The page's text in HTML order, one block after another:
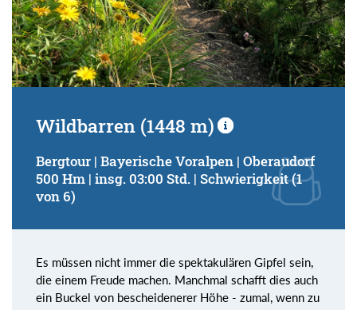
Wildbarren (1448 m)
Bergtour | Bayerische Voralpen | Oberaudorf
500 Hm | insg. 03:00 Std. | Schwierigkeit (1
von 6)
Es müssen nicht immer die spektakulären Gipfel sein,
die einem Freude machen. Manchmal schafft dies auch
ein Buckel von bescheidenerer Höhe - zumal, wenn zu